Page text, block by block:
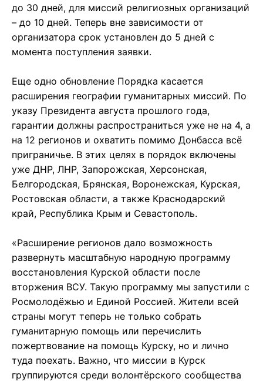
до 30 дней, для миссий религиозных организаций
– до 10 дней. Теперь вне зависимости от
организатора срок установлен до 5 дней с
момента поступления заявки.
Еще одно обновление Порядка касается
расширения географии гуманитарных миссий. По
указу Президента августа прошлого года,
гарантии должны распространиться уже не на 4, а
на 12 регионов и охватить помимо Донбасса всё
приграничье. В этих целях в порядок включены
уже ДНР, ЛНР, Запорожская, Херсонская,
Белгородская, Брянская, Воронежская, Курская,
Ростовская области, а также Краснодарский
край, Республика Крым и Севастополь.
«Расширение регионов дало возможность
развернуть масштабную народную программу
восстановления Курской области после
вторжения ВСУ. Такую программу мы запустили с
Росмолодёжью и Единой Россией. Жители всей
страны могут теперь не только собрать
гуманитарную помощь или перечислить
пожертвование на помощь Курску, но и лично
туда поехать. Важно, что миссии в Курск
группируются среди волонтёрского сообщества